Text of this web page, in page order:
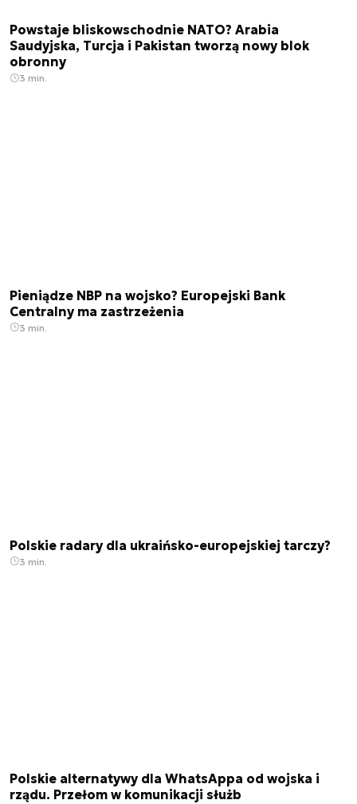
Powstaje bliskowschodnie NATO? Arabia
Saudyjska, Turcja i Pakistan tworzą nowy blok
obronny
3 min.
Pieniądze NBP na wojsko? Europejski Bank
Centralny ma zastrzeżenia
3 min.
Polskie radary dla ukraińsko-europejskiej tarczy?
3 min.
Polskie alternatywy dla WhatsAppa od wojska i
rządu. Przełom w komunikacji służb